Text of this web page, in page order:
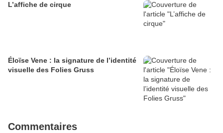
L’affiche de cirque
Éloïse Vene : la signature de l’identité
visuelle des Folies Gruss
Commentaires